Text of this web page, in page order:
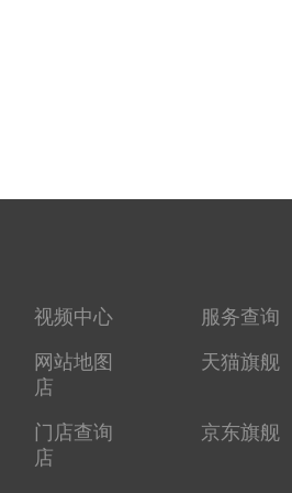
视频中心
服务查询
网站地图
天猫旗舰
店
门店查询
京东旗舰
店